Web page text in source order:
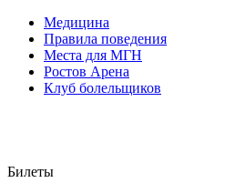
Медицина
Правила поведения
Места для МГН
Ростов Арена
Клуб болельщиков
Билеты